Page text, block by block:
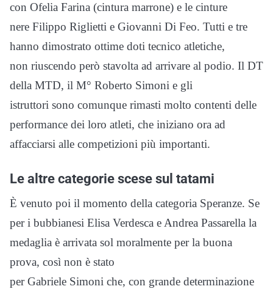
con Ofelia Farina (cintura marrone) e le cinture
nere Filippo Riglietti e Giovanni Di Feo. Tutti e tre
hanno dimostrato ottime doti tecnico atletiche,
non riuscendo però stavolta ad arrivare al podio. Il DT
della MTD, il M° Roberto Simoni e gli
istruttori sono comunque rimasti molto contenti delle
performance dei loro atleti, che iniziano ora ad
affacciarsi alle competizioni più importanti.
Le altre categorie scese sul tatami
È venuto poi il momento della categoria Speranze. Se
per i bubbianesi Elisa Verdesca e Andrea Passarella la
medaglia è arrivata sol moralmente per la buona
prova, così non è stato
per Gabriele Simoni che, con grande determinazione